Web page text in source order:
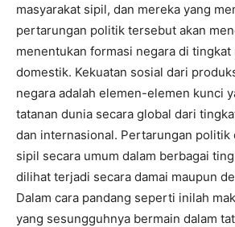
masyarakat sipil, dan mereka yang
pertarungan politik tersebut akan
menentukan formasi negara di tingkat
domestik. Kekuatan sosial dari
negara adalah elemen-elemen kunci
tatanan dunia secara global dari
dan internasional. Pertarungan politik
sipil secara umum dalam berbagai
dilihat terjadi secara damai maupun
Dalam cara pandang seperti inilah
yang sesungguhnya bermain dalam